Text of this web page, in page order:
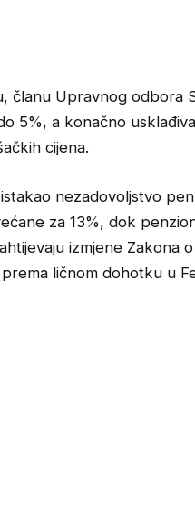
članu Upravnog odbora
5%, a konačno
cijena.
nezadovoljstvo
za 13%, dok
izmjene Zakona
ličnom dohotku u